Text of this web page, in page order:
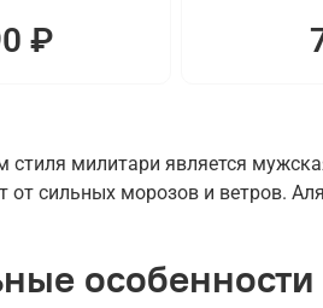
₽
стиля милитари является
сильных морозов и ветров.